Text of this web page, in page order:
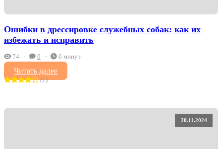
Ошибки в дрессировке служебных собак: как их
избежать и исправить
74 0 6 минут
Читать далее
(1)
20.11.2024